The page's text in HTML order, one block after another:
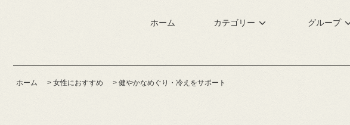
ホーム カテゴリー グループ
ホーム > 女性におすすめ > 健やかなめぐり・冷えをサポート